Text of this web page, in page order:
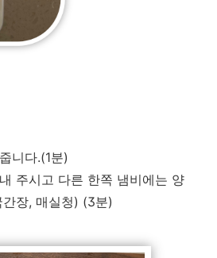
니다.(1분)
주시고 다른 한쪽 냄비에는 양
장, 매실청) (3분)